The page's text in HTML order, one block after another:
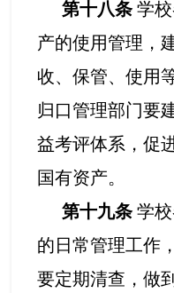
第十八条学
产的使用管理，
收、保管、使用
归口管理部门要
益考评体系，促
国有资产。
第十九条学
的日常管理工作
要定期清查，做